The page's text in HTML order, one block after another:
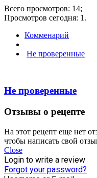
Всего просмотров: 14;
Просмотров сегодня: 1.
Комменарий
Не проверенные
Не проверенные
Отзывы о рецепте
На этот рецепт еще нет
чтобы написать свой
Close
Login to write a review
Forgot your password?